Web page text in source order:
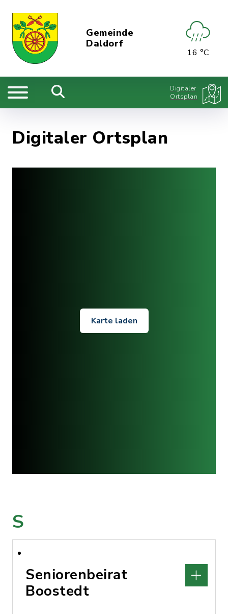
Gemeinde
Daldorf
16 °C
Digitaler
Ortsplan
Digitaler Ortsplan
Karte laden
S
Seniorenbeirat
Boostedt